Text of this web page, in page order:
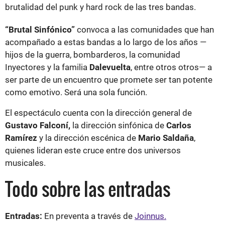
brutalidad del punk y hard rock de las tres bandas.
“Brutal Sinfónico” convoca a las comunidades que han
acompañado a estas bandas a lo largo de los años —
hijos de la guerra, bombarderos, la comunidad
Inyectores y la familia Dalevuelta, entre otros otros— a
ser parte de un encuentro que promete ser tan potente
como emotivo. Será una sola función.
El espectáculo cuenta con la dirección general de
Gustavo Falconí, la dirección sinfónica de Carlos
Ramírez y la dirección escénica de Mario Saldaña,
quienes lideran este cruce entre dos universos
musicales.
Todo sobre las entradas
Entradas: En preventa a través de Joinnus.